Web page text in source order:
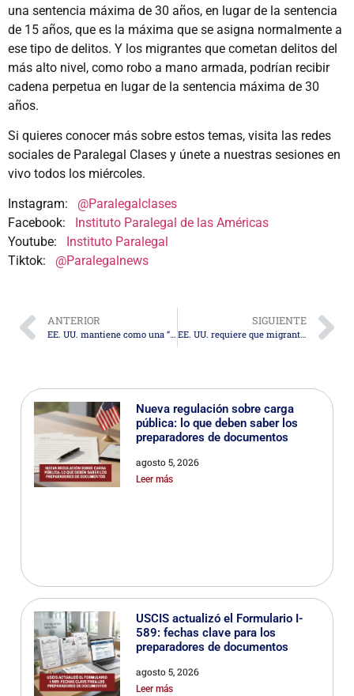
una sentencia máxima de 30 años, en lugar de la sentencia
de 15 años, que es la máxima que se asigna normalmente a
ese tipo de delitos. Y los migrantes que cometan delitos del
más alto nivel, como robo a mano armada, podrían recibir
cadena perpetua en lugar de la sentencia máxima de 30
años.
Si quieres conocer más sobre estos temas, visita las redes
sociales de Paralegal Clases y únete a nuestras sesiones en
vivo todos los miércoles.
Instagram: @Paralegalclases
Facebook:
Instituto Paralegal de las Américas
Youtube:
Instituto Paralegal
Tiktok: @Paralegalnews
ANTERIOR
EE. UU. mantiene como una “opción” su base en Guantánamo ante un eventual éxodo masivo de haitianos
SIGUIENTE
EE. UU. requiere que migrantes sin pasaporte se sometan a reconocimiento facial para abordar vuelos
Nueva regulación sobre carga
pública: lo que deben saber los
preparadores de documentos
agosto 5, 2026
Leer más
USCIS actualizó el Formulario I-
589: fechas clave para los
preparadores de documentos
agosto 5, 2026
Leer más